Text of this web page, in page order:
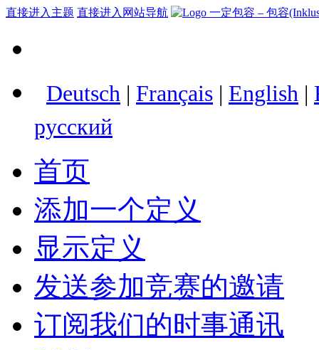
直接进入主题 直接进入网站导航
Deutsch | Français | English |
русский
首页
添加一个定义
显示定义
发送参加竞赛的邀请
订阅我们的时事通讯